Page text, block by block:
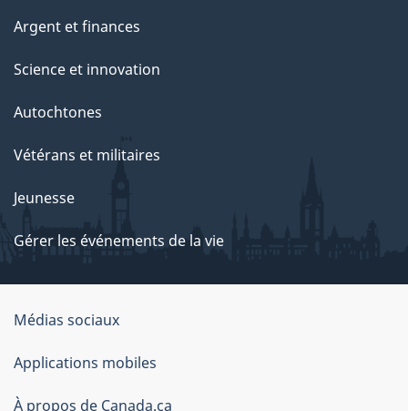
Argent et finances
Science et innovation
Autochtones
Vétérans et militaires
Jeunesse
Gérer les événements de la vie
Organisation
du
gouvernement
Médias sociaux
Applications mobiles
À propos de Canada.ca